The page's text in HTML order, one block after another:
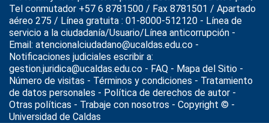
Tel conmutador +57 6 8781500 / Fax 8781501 / Apartado
aéreo 275 / Línea gratuita : 01-8000-512120 - Línea de
servicio a la ciudadanía/Usuario/Línea anticorrupción -
Email: atencionalciudadano@ucaldas.edu.co -
Notificaciones judiciales escribir a:
gestion.juridica@ucaldas.edu.co - FAQ - Mapa del Sitio -
Número de visitas - Términos y condiciones - Tratamiento
de datos personales - Política de derechos de autor -
Otras políticas - Trabaje con nosotros - Copyright © -
Universidad de Caldas